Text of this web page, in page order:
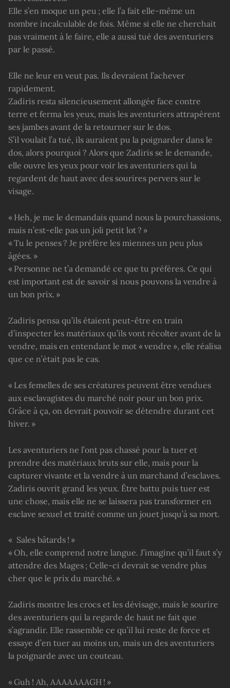
Elle s’en moque un peu ; elle l’a fait elle-même un
nombre incalculable de fois. Même si elle ne cherchait
pas vraiment à le faire, elle a aussi tué des aventuriers
par le passé.
Elle ne leur en veut pas. Ils devraient l’achever
rapidement.
Zadiris resta silencieusement allongée face contre
terre et ferma les yeux, mais les aventuriers attrapèrent
ses jambes avant de la retourner sur le dos.
S’il voulait l’a tué, ils auraient pu la poignarder dans le
dos, alors pourquoi ? Alors que Zadiris se le demande,
elle ouvre les yeux pour voir les aventuriers qui la
regardent de haut avec des sourires pervers sur le
visage.
« Heh, je me le demandais quand nous la pourchassions,
mais n’est-elle pas un joli petit lot ? »
« Tu le penses ? Je préfère les miennes un peu plus
âgées. »
« Personne ne t’a demandé ce que tu préfères. Ce qui
est important est de savoir si nous pouvons la vendre à
un bon prix. »
Zadiris pensa qu’ils étaient peut-être en train
d’inspecter les matériaux qu’ils vont récolter avant de la
vendre, mais en entendant le mot « vendre », elle réalisa
que ce n’était pas le cas.
« Les femelles de ses créatures peuvent être vendues
aux esclavagistes du marché noir pour un bon prix.
Grâce à ça, on devrait pouvoir se détendre durant cet
hiver. »
Les aventuriers ne l’ont pas chassé pour la tuer et
prendre des matériaux bruts sur elle, mais pour la
capturer vivante et la vendre à un marchand d’esclaves.
Zadiris ouvrit grand les yeux. Être battu puis tuer est
une chose, mais elle ne se laissera pas transformer en
esclave sexuel et traité comme un jouet jusqu’à sa mort.
« Sales bâtards ! »
« Oh, elle comprend notre langue. J’imagine qu’il faut s’y
attendre des Mages ; Celle-ci devrait se vendre plus
cher que le prix du marché. »
Zadiris montre les crocs et les dévisage, mais le sourire
des aventuriers qui la regarde de haut ne fait que
s’agrandir. Elle rassemble ce qu’il lui reste de force et
essaye d’en tuer au moins un, mais un des aventuriers
la poignarde avec un couteau.
« Guh ! Ah, AAAAAAAGH ! »